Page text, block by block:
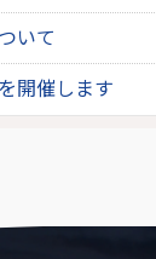
いて
開催します